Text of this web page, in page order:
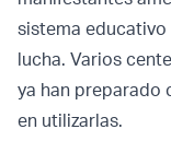
sistema
lucha. Varios
ya han preparado
en utilizarlas.